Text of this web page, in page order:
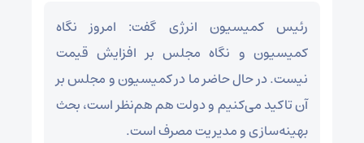
رئیس کمیسیون انرژی گفت: امروز نگاه
کمیسیون و نگاه مجلس بر افزایش قیمت
نیست. در حال حاضر ما در کمیسیون و مجلس بر
آن تاکید می‌کنیم و دولت هم هم‌نظر است، بحث
بهینه‌سازی و مدیریت مصرف است.